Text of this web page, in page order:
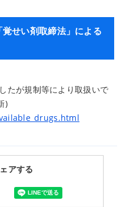
覚せい剤取締法」による
たが規制等により取扱いで
)
アする